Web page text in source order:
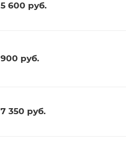
5 600 руб.
900 руб.
7 350 руб.